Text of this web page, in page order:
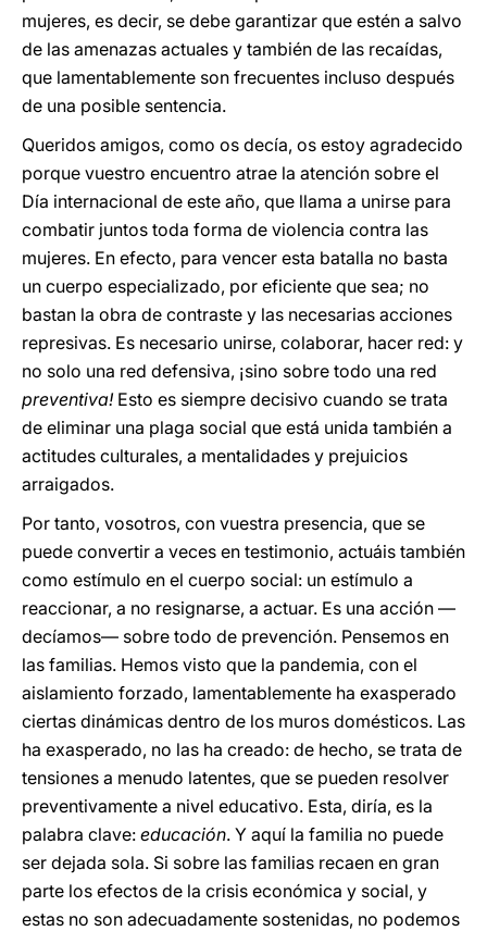
mujeres, es decir, se debe garantizar que estén a salvo
de las amenazas actuales y también de las recaídas,
que lamentablemente son frecuentes incluso después
de una posible sentencia.
Queridos amigos, como os decía, os estoy agradecido
porque vuestro encuentro atrae la atención sobre el
Día internacional de este año, que llama a unirse para
combatir juntos toda forma de violencia contra las
mujeres. En efecto, para vencer esta batalla no basta
un cuerpo especializado, por eficiente que sea; no
bastan la obra de contraste y las necesarias acciones
represivas. Es necesario unirse, colaborar, hacer red: y
no solo una red defensiva, ¡sino sobre todo una red
preventiva!Esto es siempre decisivo cuando se trata
de eliminar una plaga social que está unida también a
actitudes culturales, a mentalidades y prejuicios
arraigados.
Por tanto, vosotros, con vuestra presencia, que se
puede convertir a veces en testimonio, actuáis también
como estímulo en el cuerpo social: un estímulo a
reaccionar, a no resignarse, a actuar. Es una acción —
decíamos— sobre todo de prevención. Pensemos en
las familias. Hemos visto que la pandemia, con el
aislamiento forzado, lamentablemente ha exasperado
ciertas dinámicas dentro de los muros domésticos. Las
ha exasperado, no las ha creado: de hecho, se trata de
tensiones a menudo latentes, que se pueden resolver
preventivamente a nivel educativo. Esta, diría, es la
palabra clave: educación. Y aquí la familia no puede
ser dejada sola. Si sobre las familias recaen en gran
parte los efectos de la crisis económica y social, y
estas no son adecuadamente sostenidas, no podemos